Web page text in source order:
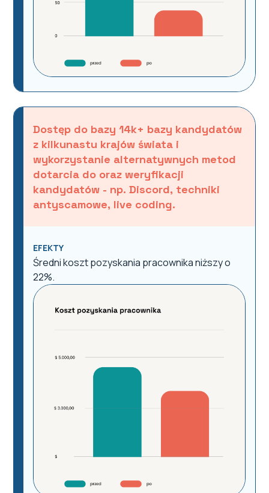
Dostęp do bazy 14k+ bazy kandydatów
z kilkunastu krajów świata i
wykorzystanie alternatywnych metod
dotarcia do oraz weryfikacji
kandydatów - np. Discord, techniki
antyscamowe, live coding.
EFEKTY
Średni koszt pozyskania pracownika niższy o
22%.